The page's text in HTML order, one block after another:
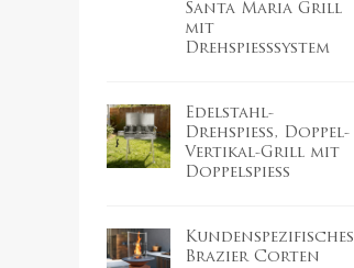
Santa Maria Grill
mit
Drehspießsystem
Edelstahl-
Drehspieß, Doppel-
Vertikal-Grill mit
Doppelspieß
Kundenspezifisches
Brazier Corten